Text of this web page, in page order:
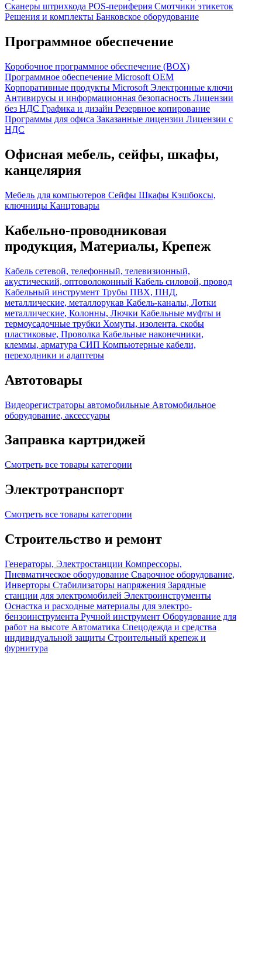
Сканеры штрихкода POS-периферия Смотчики этикеток
Решения и комплекты Банковское оборудование
Программное обеспечение
Коробочное программное обеспечение (BOX)
Программное обеспечение Microsoft OEM
Корпоративные продукты Microsoft Электронные ключи
Антивирусы и информационная безопасность Лицензии
без НДС Графика и дизайн Резервное копирование
Программы для офиса Заказанные лицензии Лицензии с
НДС
Офисная мебель, сейфы, шкафы,
канцелярия
Мебель для компьютеров Сейфы Шкафы Кэшбоксы,
ключницы Канцтовары
Кабельно-проводниковая
продукция, Материалы, Крепеж
Кабель сетевой, телефонный, телевизионный,
акустический, оптоволоконный Кабель силовой, провод
Кабельный инструмент Трубы ПВХ, ПНД,
металлические, металлорукав Кабель-каналы, Лотки
металлические, Колонны, Лючки Кабельные муфты и
термоусадочные трубки Хомуты, изолента. скобы
пластиковые, Проволка Кабельные наконечники,
клеммы, арматура СИП Компьютерные кабели,
переходники и адаптеры
Автотовары
Видеорегистраторы автомобильные Автомобильное
оборудование, аксессуары
Заправка картриджей
Смотреть все товары категории
Электротранспорт
Смотреть все товары категории
Строительство и ремонт
Генераторы, Электростанции Компрессоры,
Пневматическое оборудование Сварочное оборудование,
Инверторы Стабилизаторы напряжения Зарядные
станции для электромобилей Электроинструменты
Оснастка и расходные материалы для электро-
бензоинструмента Ручной инструмент Оборудование для
работ на высоте Автоматика Спецодежда и средства
индивидуальной защиты Строительный крепеж и
фурнитура